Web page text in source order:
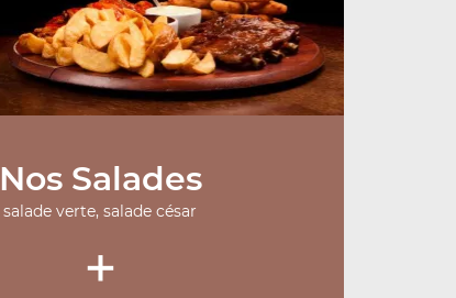
Nos Salades
salade verte, salade césar
+